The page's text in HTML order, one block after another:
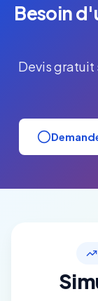
Besoin
Devis gratuit